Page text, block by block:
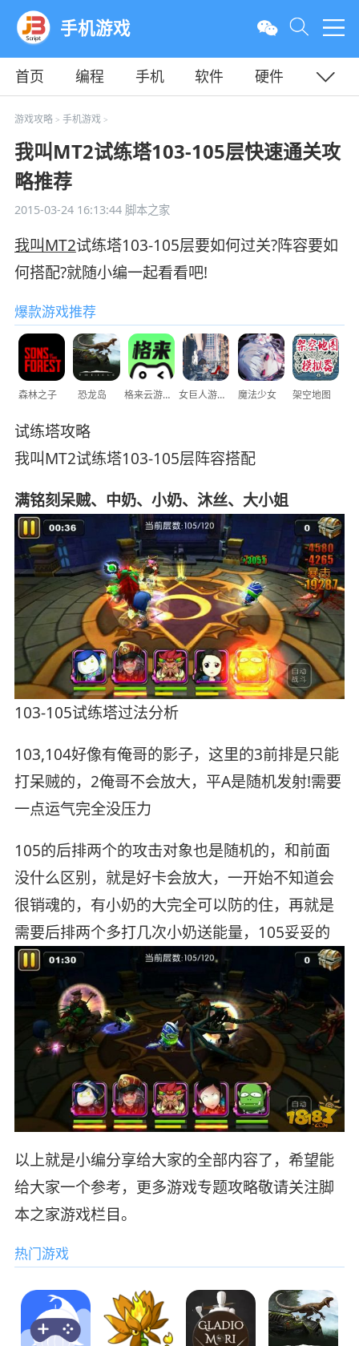
手机游戏
首页 编程 手机 软件
硬件
教程
平面
游戏攻略> 手机游戏>
我叫MT2试练塔103-105层快速通关攻
略推荐
2015-03-24 16:13:44脚本之家
我叫MT2试练塔103-105层要如何过关?阵容要如
何搭配?就随小编一起看看吧!
爆款游戏推荐
森林之子 恐龙岛 格来云游戏 女巨人游乐场 魔法少女 架空地图
试练塔攻略
我叫MT2试练塔103-105层阵容搭配
满铭刻呆贼、中奶、小奶、沐丝、大小姐
103-105试练塔过法分析
103,104好像有俺哥的影子，这里的3前排是只能
打呆贼的，2俺哥不会放大，平A是随机发射!需要
一点运气完全没压力
105的后排两个的攻击对象也是随机的，和前面
没什么区别，就是好卡会放大，一开始不知道会
很销魂的，有小奶的大完全可以防的住，再就是
需要后排两个多打几次小奶送能量，105妥妥的
以上就是小编分享给大家的全部内容了，希望能
给大家一个参考，更多游戏专题攻略敬请关注脚
本之家游戏栏目。
热门游戏